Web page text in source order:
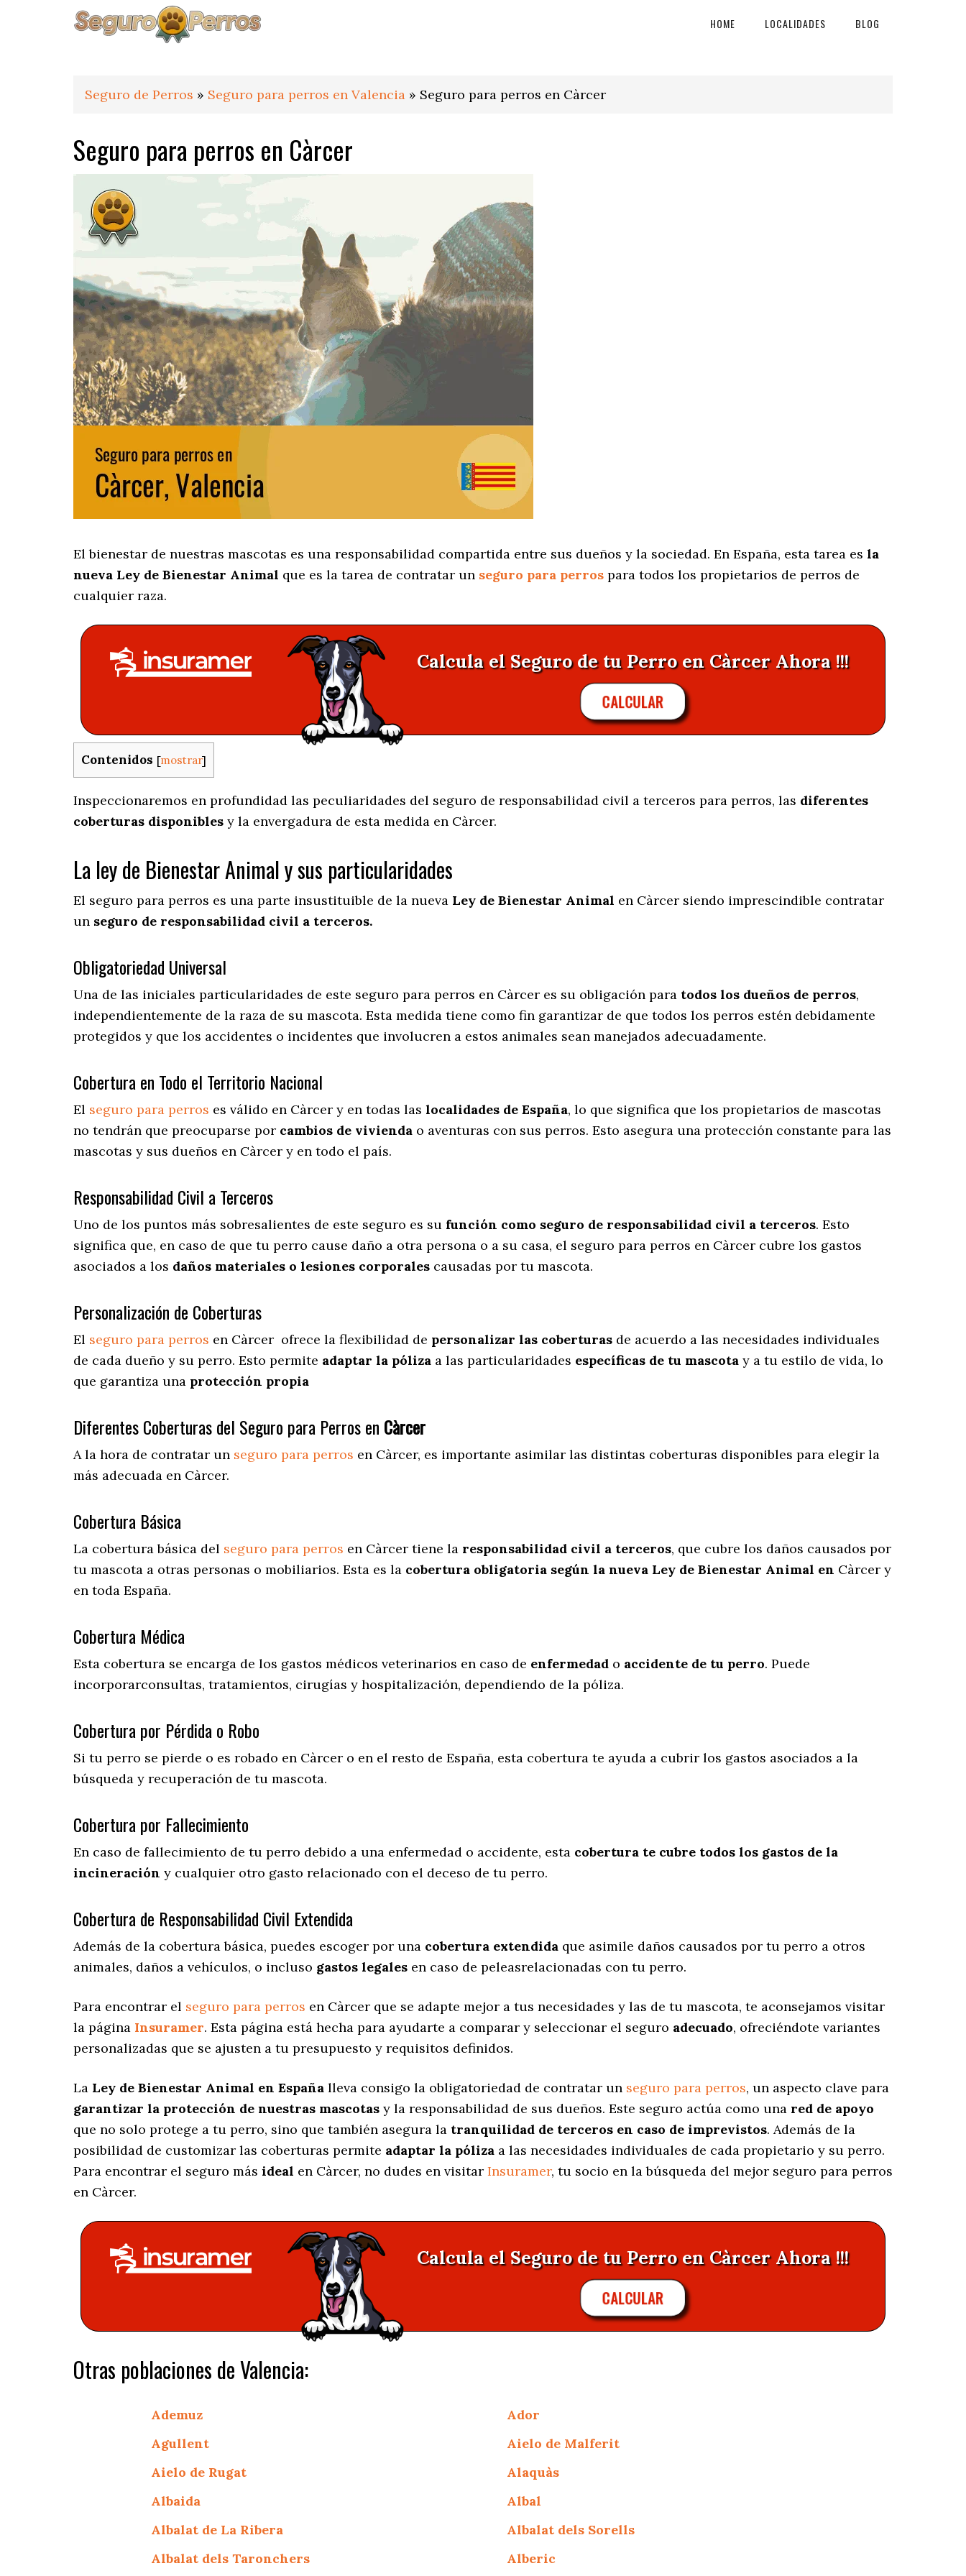
HOME LOCALIDADES BLOG
Seguro de Perros » Seguro para perros en Valencia » Seguro para perros en Càrcer
Seguro para perros en Càrcer
El bienestar de nuestras mascotas es una responsabilidad compartida entre sus dueños y la sociedad. En España, esta tarea es la
nueva Ley de Bienestar Animal que es la tarea de contratar un seguro para perros para todos los propietarios de perros de
cualquier raza.
Calcula el Seguro de tu Perro en Càrcer Ahora !!!
CALCULAR
Contenidos [mostrar]
Inspeccionaremos en profundidad las peculiaridades del seguro de responsabilidad civil a terceros para perros, las diferentes
coberturas disponibles y la envergadura de esta medida en Càrcer.
La ley de Bienestar Animal y sus particularidades
El seguro para perros es una parte insustituible de la nueva Ley de Bienestar Animal en Càrcer siendo imprescindible contratar
un seguro de responsabilidad civil a terceros.
Obligatoriedad Universal
Una de las iniciales particularidades de este seguro para perros en Càrcer es su obligación para todos los dueños de perros,
independientemente de la raza de su mascota. Esta medida tiene como fin garantizar de que todos los perros estén debidamente
protegidos y que los accidentes o incidentes que involucren a estos animales sean manejados adecuadamente.
Cobertura en Todo el Territorio Nacional
El seguro para perros es válido en Càrcer y en todas las localidades de España, lo que significa que los propietarios de mascotas
no tendrán que preocuparse por cambios de vivienda o aventuras con sus perros. Esto asegura una protección constante para las
mascotas y sus dueños en Càrcer y en todo el país.
Responsabilidad Civil a Terceros
Uno de los puntos más sobresalientes de este seguro es su función como seguro de responsabilidad civil a terceros. Esto
significa que, en caso de que tu perro cause daño a otra persona o a su casa, el seguro para perros en Càrcer cubre los gastos
asociados a los daños materiales o lesiones corporales causadas por tu mascota.
Personalización de Coberturas
El seguro para perros en Càrcer ofrece la flexibilidad de personalizar las coberturas de acuerdo a las necesidades individuales
de cada dueño y su perro. Esto permite adaptar la póliza a las particularidades específicas de tu mascota y a tu estilo de vida, lo
que garantiza una protección propia
Diferentes Coberturas del Seguro para Perros en Càrcer
A la hora de contratar un seguro para perros en Càrcer, es importante asimilar las distintas coberturas disponibles para elegir la
más adecuada en Càrcer.
Cobertura Básica
La cobertura básica del seguro para perros en Càrcer tiene la responsabilidad civil a terceros, que cubre los daños causados por
tu mascota a otras personas o mobiliarios. Esta es la cobertura obligatoria según la nueva Ley de Bienestar Animal en Càrcer y
en toda España.
Cobertura Médica
Esta cobertura se encarga de los gastos médicos veterinarios en caso de enfermedad o accidente de tu perro. Puede
incorporarconsultas, tratamientos, cirugías y hospitalización, dependiendo de la póliza.
Cobertura por Pérdida o Robo
Si tu perro se pierde o es robado en Càrcer o en el resto de España, esta cobertura te ayuda a cubrir los gastos asociados a la
búsqueda y recuperación de tu mascota.
Cobertura por Fallecimiento
En caso de fallecimiento de tu perro debido a una enfermedad o accidente, esta cobertura te cubre todos los gastos de la
incineración y cualquier otro gasto relacionado con el deceso de tu perro.
Cobertura de Responsabilidad Civil Extendida
Además de la cobertura básica, puedes escoger por una cobertura extendida que asimile daños causados por tu perro a otros
animales, daños a vehículos, o incluso gastos legales en caso de peleasrelacionadas con tu perro.
Para encontrar el seguro para perros en Càrcer que se adapte mejor a tus necesidades y las de tu mascota, te aconsejamos visitar
la página Insuramer. Esta página está hecha para ayudarte a comparar y seleccionar el seguro adecuado, ofreciéndote variantes
personalizadas que se ajusten a tu presupuesto y requisitos definidos.
La Ley de Bienestar Animal en España lleva consigo la obligatoriedad de contratar un seguro para perros, un aspecto clave para
garantizar la protección de nuestras mascotas y la responsabilidad de sus dueños. Este seguro actúa como una red de apoyo
que no solo protege a tu perro, sino que también asegura la tranquilidad de terceros en caso de imprevistos. Además de la
posibilidad de customizar las coberturas permite adaptar la póliza a las necesidades individuales de cada propietario y su perro.
Para encontrar el seguro más ideal en Càrcer, no dudes en visitar Insuramer, tu socio en la búsqueda del mejor seguro para perros
en Càrcer.
Calcula el Seguro de tu Perro en Càrcer Ahora !!!
CALCULAR
Otras poblaciones de Valencia:
Ademuz
Ador
Agullent
Aielo de Malferit
Aielo de Rugat
Alaquàs
Albaida
Albal
Albalat de La Ribera
Albalat dels Sorells
Albalat dels Taronchers
Alberic